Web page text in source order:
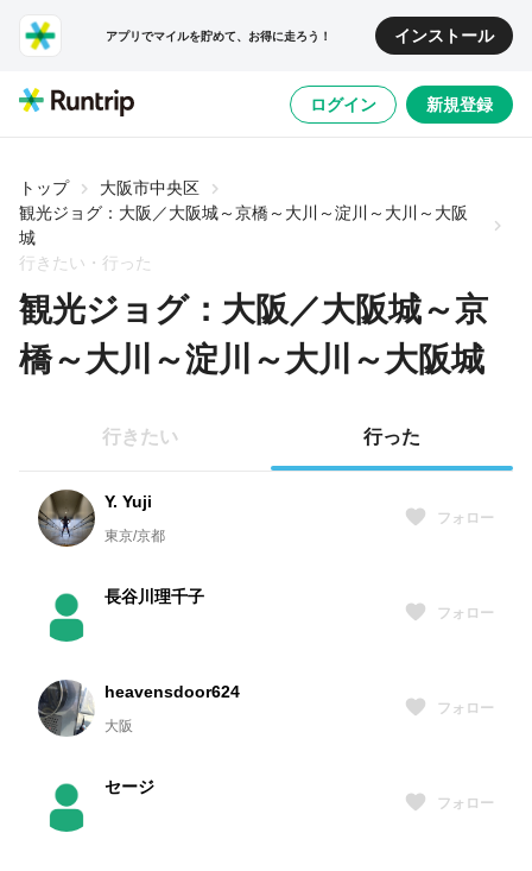
アプリでマイルを貯めて、お得に走ろう！ インストール
ログイン 新規登録
トップ
大阪市中央区
観光ジョグ：大阪／大阪城～京橋～大川～淀川～大川～大阪
城
行きたい・行った
観光ジョグ：大阪／大阪城～京
橋～大川～淀川～大川～大阪城
行きたい 行った
Y. Yuji
東京/京都
フォロー
長谷川理千子
フォロー
heavensdoor624
大阪
フォロー
セージ
フォロー